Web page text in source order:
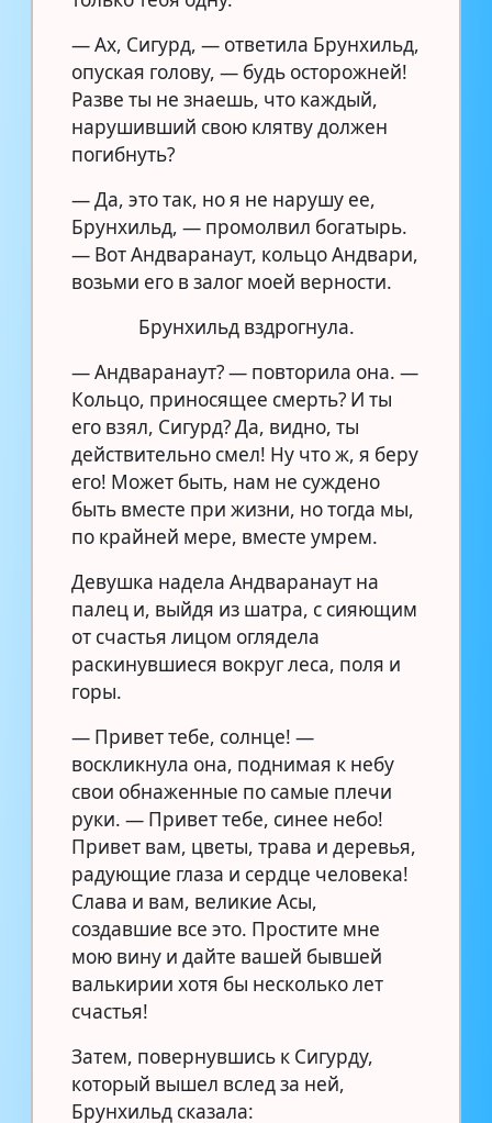
— Ах, Сигурд, — ответила Брунхильд,
опуская голову, — будь осторожней!
Разве ты не знаешь, что каждый,
нарушивший свою клятву должен
погибнуть?
— Да, это так, но я не нарушу ее,
Брунхильд, — промолвил богатырь.
— Вот Андваранаут, кольцо Андвари,
возьми его в залог моей верности.
Брунхильд вздрогнула.
— Андваранаут? — повторила она. —
Кольцо, приносящее смерть? И ты
его взял, Сигурд? Да, видно, ты
действительно смел! Ну что ж, я беру
его! Может быть, нам не суждено
быть вместе при жизни, но тогда мы,
по крайней мере, вместе умрем.
Девушка надела Андваранаут на
палец и, выйдя из шатра, с сияющим
от счастья лицом оглядела
раскинувшиеся вокруг леса, поля и
горы.
— Привет тебе, солнце! —
воскликнула она, поднимая к небу
свои обнаженные по самые плечи
руки. — Привет тебе, синее небо!
Привет вам, цветы, трава и деревья,
радующие глаза и сердце человека!
Слава и вам, великие Асы,
создавшие все это. Простите мне
мою вину и дайте вашей бывшей
валькирии хотя бы несколько лет
счастья!
Затем, повернувшись к Сигурду,
который вышел вслед за ней,
Брунхильд сказала: